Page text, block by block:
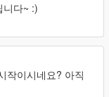
니다~ :)
작이시네요? 아직